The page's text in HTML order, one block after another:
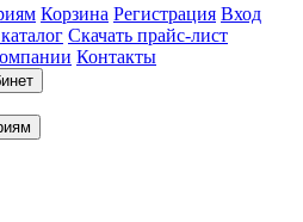
Корзина Регистрация Вход
Скачать прайс-лист
Контакты